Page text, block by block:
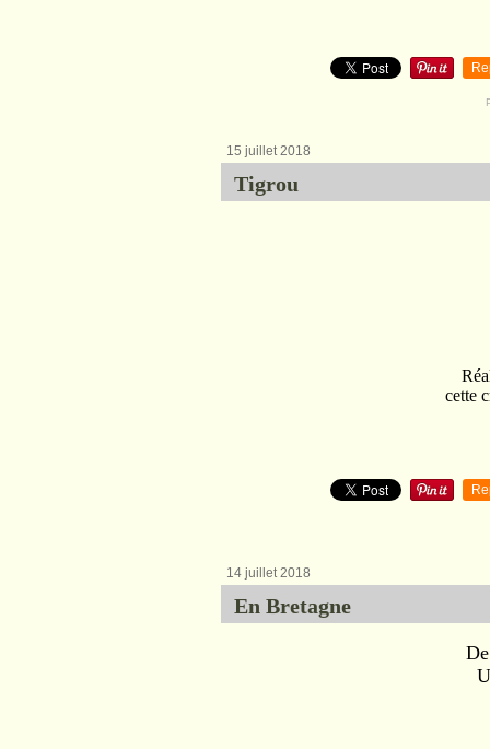
15 juillet 2018
Tigrou
cette
14 juillet 2018
En Bretagne